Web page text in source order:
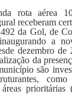
rota aérea
receberam
da Gol, de
a
dezembro
da
são
prioritárias